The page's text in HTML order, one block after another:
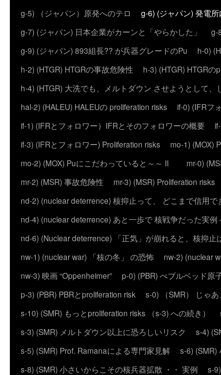
g-5) （ジャパン）原発へのテロ
g-6) (ジャパン) 発電
g-7) (ジャパン) 日本企業がカーンと「やらかした」
g-
g-9) (ジャパン) 893組長?? が兵器グレードのPu
h-0)
h-2) (HTGR) HTGRの事故危険性
h-3) (HTGR) HTGRの
h-4) (HTGR) 大洗でも、メルトダウン させようとして、
hal-2) (HALEU) HALEUの proliferation risks
if-0) (IFRフ
if-1) (IFRとフォロワー）IFRとそのフォロワーの概要
if-3) (IFRとフォロワー) Proliferation risks
mo-1) (MOX)
mo-2) (MOX) Puにこだわっていると～～ II
mr-0)
mr-2) (MSR) 事故危険性
mr-3) (MSR) Proliferation risks
nd-2) (nuclear deterrence) 核抑止って、 どこまで信用で
nd-4) (nuclear deterrence) あと一歩で 核戦争だった実例
nd-6) (Nuclear deterrence) 「正気」が崩れると、核抑止
nw-1) (nuclear war) 「核の冬」 の恐怖
nw-2) (nuclear
nw-3) 映画 “Oppenheimer”
p-0) (PBR) ぺブルベッド原
p-3) (PBR) PBRとproliferation risk
s-0) （SMR） じゃ
s-10) (SMR) もっとproliferation risks （s-3) への続き）
s-3) (SMR) メルトダウン以上に恐ろしいリスク
s-4)
s-5) (SMR) Prof. Ramanaによる専門家見解
s-6) (SMR)
s-8) (SMR) 小さいからこその核兵器拡散 ・・ 実例
s-